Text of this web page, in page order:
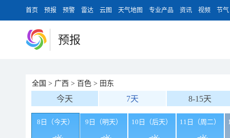
首页 预报 预警 雷达 云图 天气地图 专业产品 资讯 视频 节气
预报
全国 > 广西 > 百色 > 田东
今天 7天 8-15天
8日（今天） 9日（明天） 10日（后天） 11日（周二）